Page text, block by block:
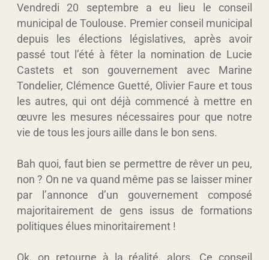
Vendredi 20 septembre a eu lieu le conseil
municipal de Toulouse. Premier conseil municipal
depuis les élections législatives, après avoir
passé tout l’été à fêter la nomination de Lucie
Castets et son gouvernement avec Marine
Tondelier, Clémence Guetté, Olivier Faure et tous
les autres, qui ont déjà commencé à mettre en
œuvre les mesures nécessaires pour que notre
vie de tous les jours aille dans le bon sens.
Bah quoi, faut bien se permettre de rêver un peu,
non ? On ne va quand même pas se laisser miner
par l’annonce d’un gouvernement composé
majoritairement de gens issus de formations
politiques élues minoritairement !
Ok, on retourne à la réalité, alors. Ce conseil